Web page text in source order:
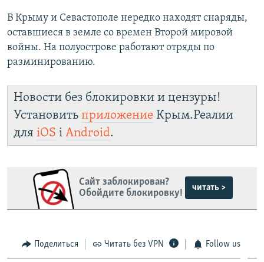
В Крыму и Севастополе нередко находят снаряды,
оставшиеся в земле со времен Второй мировой
войны. На полуострове работают отряды по
разминированию.
Новости без блокировки и цензуры!
Установить приложение Крым.Реалии
для iOS і Android.
Сайт заблокирован?
Обойдите блокировку!
читать >
Поделиться Читать без VPN Follow us